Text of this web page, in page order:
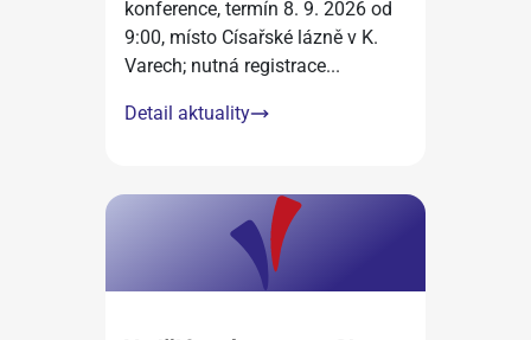
konference, termín 8. 9. 2026 od
9:00, místo Císařské lázně v K.
Varech; nutná registrace...
Detail aktuality